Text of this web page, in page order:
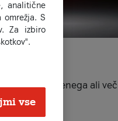
nadomesti enega ali
analitične
omrežja. S
Za izbiro
vse